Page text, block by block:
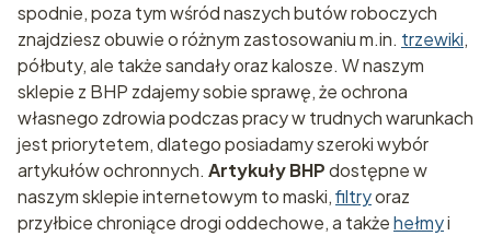
spodnie, poza tym wśród naszych butów roboczych
znajdziesz obuwie o różnym zastosowaniu m.in. trzewiki,
półbuty, ale także sandały oraz kalosze. W naszym
sklepie z BHP zdajemy sobie sprawę, że ochrona
własnego zdrowia podczas pracy w trudnych warunkach
jest priorytetem, dlatego posiadamy szeroki wybór
artykułów ochronnych. Artykuły BHPdostępne w
naszym sklepie internetowym to maski,filtryoraz
przyłbice chroniące drogi oddechowe, a takżehełmyi